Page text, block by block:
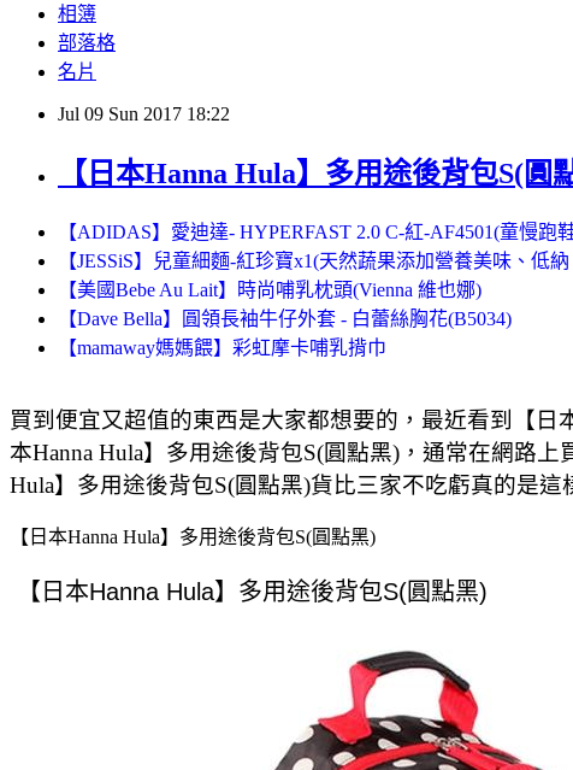
相簿
部落格
名片
Jul 09 Sun 2017 18:22
【日本Hanna Hula】多用途後背包S(圓
【ADIDAS】愛迪達- HYPERFAST 2.0 C-紅-AF4501(童慢跑
【JESSiS】兒童細麵-紅珍寶x1(天然蔬果添加營養美味、低
【美國Bebe Au Lait】時尚哺乳枕頭(Vienna 維也娜)
【Dave Bella】圓領長袖牛仔外套 - 白蕾絲胸花(B5034)
【mamaway媽媽餵】彩虹摩卡哺乳揹巾
買到便宜又超值的東西是大家都想要的，最近看到【日
本Hanna Hula】多用途後背包S(圓點黑)，通常在網路
Hula】多用途後背包S(圓點黑)貨比三家不吃虧真的是
【日本Hanna Hula】多用途後背包S(圓點黑)